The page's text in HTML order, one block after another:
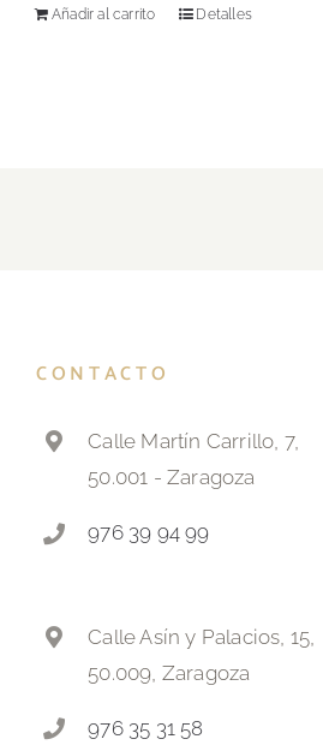
Añadir al carrito Detalles
CONTACTO
Calle Martín Carrillo, 7,
50.001 - Zaragoza
976 39 94 99
Calle Asín y Palacios, 15,
50.009, Zaragoza
976 35 31 58